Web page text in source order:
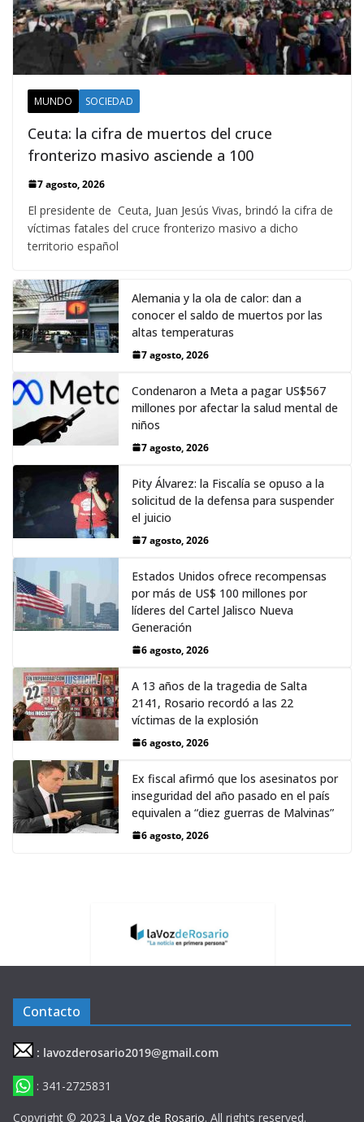
MUNDO SOCIEDAD
Ceuta: la cifra de muertos del cruce
fronterizo masivo asciende a 100
7 agosto, 2026
El presidente de Ceuta, Juan Jesús Vivas, brindó la cifra de
víctimas fatales del cruce fronterizo masivo a dicho
territorio español
Alemania y la ola de calor: dan a
conocer el saldo de muertos por las
altas temperaturas
7 agosto, 2026
Condenaron a Meta a pagar US$567
millones por afectar la salud mental de
niños
7 agosto, 2026
Pity Álvarez: la Fiscalía se opuso a la
solicitud de la defensa para suspender
el juicio
7 agosto, 2026
Estados Unidos ofrece recompensas
por más de US$ 100 millones por
líderes del Cartel Jalisco Nueva
Generación
6 agosto, 2026
A 13 años de la tragedia de Salta
2141, Rosario recordó a las 22
víctimas de la explosión
6 agosto, 2026
Ex fiscal afirmó que los asesinatos por
inseguridad del año pasado en el país
equivalen a “diez guerras de Malvinas”
6 agosto, 2026
Contacto
: lavozderosario2019@gmail.com
: 341-2725831
Copyright © 2023 La Voz de Rosario. All rights reserved.